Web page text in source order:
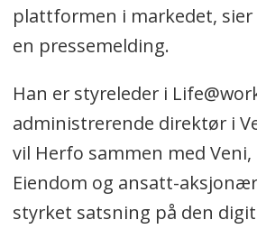
plattformen i markedet, sier
en pressemelding.
Han er styreleder i
administrerende direktør i
vil Herfo sammen med Veni,
Eiendom og ansatt-
styrket satsning på den